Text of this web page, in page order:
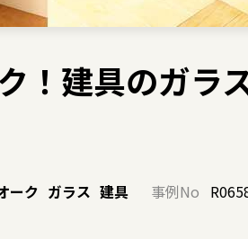
！建具のガラ
ーク ガラス 建具 事例No